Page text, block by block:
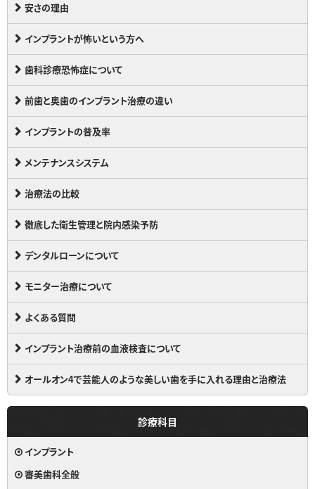
安さの理由
インプラントが怖いという方へ
歯科診療恐怖症について
前歯と奥歯のインプラント治療の違い
インプラントの普及率
メンテナンスシステム
治療法の比較
徹底した衛生管理と院内感染予防
デンタルローンについて
モニター治療について
よくある質問
インプラント治療前の血液検査について
オールオン4で芸能人のような美しい歯を手に入れる理由と治療法
診療科目
インプラント
審美歯科全般